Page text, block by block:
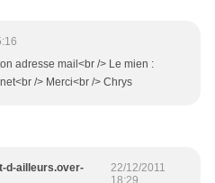
adresse mail<br /> Le mien :
/> Merci<br /> Chrys
d-ailleurs.over-
22/12/2011
18:29